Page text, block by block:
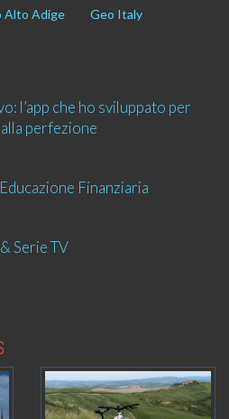
Alto Adige Geo Italy
l’app che ho sviluppato per
perfezione
Finanziaria
Serie TV